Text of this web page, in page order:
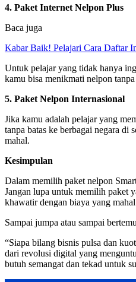
4. Paket Internet Nelpon Plus
Baca juga
Kabar Baik! Pelajari Cara Daftar
Untuk pelajar yang tidak hanya
kamu bisa menikmati nelpon
5. Paket Nelpon Internasional
Jika kamu adalah pelajar yang
tanpa batas ke berbagai negara
mahal.
Kesimpulan
Dalam memilih paket nelpon
Jangan lupa untuk memilih paket
khawatir dengan biaya yang
Sampai jumpa atau sampai
“Siapa bilang bisnis pulsa dan
dari revolusi digital yang
butuh semangat dan tekad untuk